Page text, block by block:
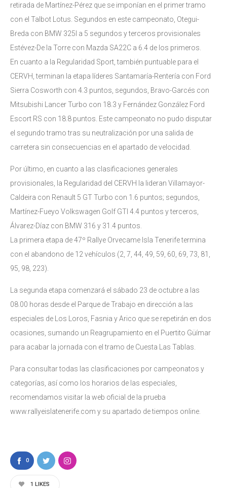
retirada de Martínez-Pérez que se imponían en el primer tramo
con el Talbot Lotus. Segundos en este campeonato, Otegui-
Breda con BMW 325I a 5 segundos y terceros provisionales
Estévez-De la Torre con Mazda SA22C a 6.4 de los primeros.
En cuanto a la Regularidad Sport, también puntuable para el
CERVH, terminan la etapa líderes Santamaría-Rentería con Ford
Sierra Cosworth con 4.3 puntos, segundos, Bravo-Garcés con
Mitsubishi Lancer Turbo con 18.3 y Fernández González Ford
Escort RS con 18.8 puntos. Este campeonato no pudo disputar
el segundo tramo tras su neutralización por una salida de
carretera sin consecuencias en el apartado de velocidad.
Por último, en cuanto a las clasificaciones generales
provisionales, la Regularidad del CERVH la lideran Villamayor-
Caldeira con Renault 5 GT Turbo con 1.6 puntos; segundos,
Martínez-Fueyo Volkswagen Golf GTI 4.4 puntos y terceros,
Álvarez-Díaz con BMW 316 y 31.4 puntos.
La primera etapa de 47º Rallye Orvecame Isla Tenerife termina
con el abandono de 12 vehículos (2, 7, 44, 49, 59, 60, 69, 73, 81,
95, 98, 223).
La segunda etapa comenzará el sábado 23 de octubre a las
08.00 horas desde el Parque de Trabajo en dirección a las
especiales de Los Loros, Fasnia y Arico que se repetirán en dos
ocasiones, sumando un Reagrupamiento en el Puertito Güímar
para acabar la jornada con el tramo de Cuesta Las Tablas.
Para consultar todas las clasificaciones por campeonatos y
categorías, así como los horarios de las especiales,
recomendamos visitar la web oficial de la prueba
www.rallyeislatenerife.com y su apartado de tiempos online.
0
1 LIKES